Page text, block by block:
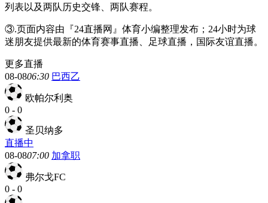
列表以及两队历史交锋、两队赛程。
③.页面内容由『24直播网』体育小编整理发布；24小时为球
迷朋友提供最新的体育赛事直播、足球直播，国际友谊直播。
更多直播
08-0806:30 巴西乙
欧帕尔利奥
0 - 0
圣贝纳多
直播中
08-0807:00 加拿职
弗尔戈FC
0 - 0